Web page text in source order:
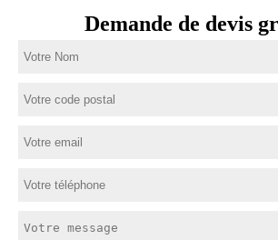
Demande de devis